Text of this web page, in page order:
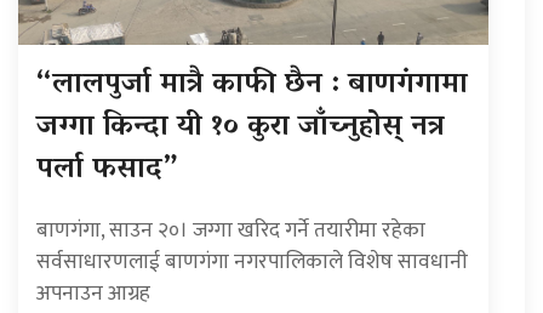
“लालपुर्जा मात्रै काफी छैन : बाणगंगामा
जग्गा किन्दा यी १० कुरा जाँच्नुहोस् नत्र
पर्ला फसाद”
बाणगंगा, साउन २०। जग्गा खरिद गर्ने तयारीमा रहेका
सर्वसाधारणलाई बाणगंगा नगरपालिकाले विशेष सावधानी
अपनाउन आग्रह